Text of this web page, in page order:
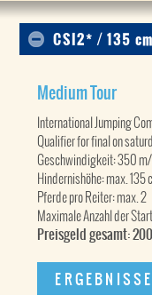
CSI2* / 135 cm
Medium Tour
International Jumping
Qualifier for final on
Geschwindigkeit: 350
Hindernishöhe: max. 135
Pferde pro Reiter: max. 2
Maximale Anzahl der
Preisgeld gesamt:
ERGEBNISSE